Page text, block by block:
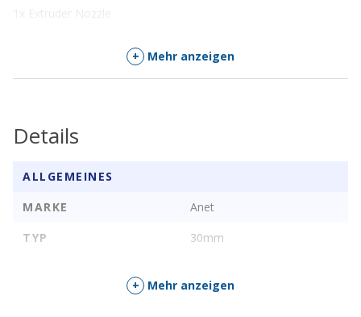
+ Mehr anzeigen
Details
ALLGEMEINES
MARKE
Anet
TYP
30mm
+ Mehr anzeigen